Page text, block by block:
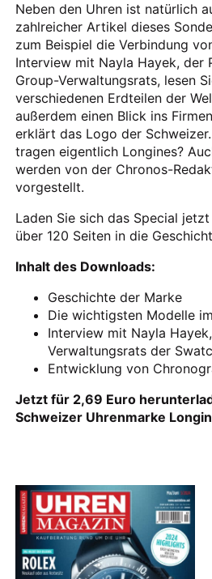
Neben den Uhren ist natürlich
zahlreicher Artikel dieses
zum Beispiel die Verbindung
Interview mit Nayla Hayek, der
Group-Verwaltungsrats, lesen
verschiedenen Erdteilen der
außerdem einen Blick ins
erklärt das Logo der
tragen eigentlich Longines?
werden von der Chronos-
vorgestellt.
Laden Sie sich das Special
über 120 Seiten in die
Inhalt des Downloads:
Geschichte der Marke
Die wichtigsten Modelle
Interview mit Nayla
Verwaltungsrats der
Entwicklung von
Jetzt für 2,69 Euro
Schweizer Uhrenmarke